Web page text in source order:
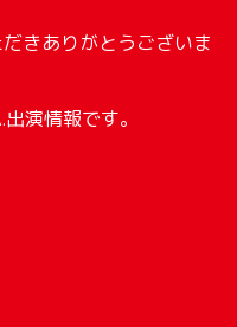
きありがとうございま
出演情報です。